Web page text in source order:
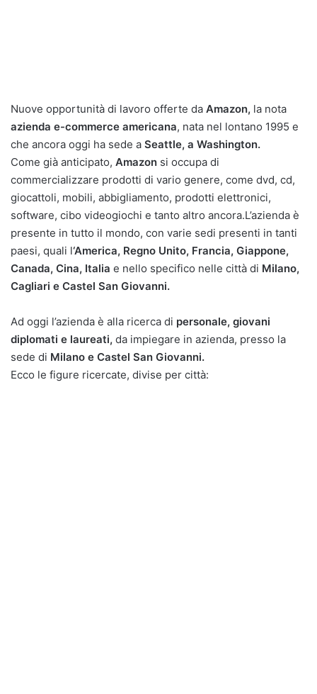
Nuove opportunità di lavoro offerte da Amazon, la nota
azienda e-commerce americana, nata nel lontano 1995 e
che ancora oggi ha sede a Seattle, a Washington.
Come già anticipato, Amazon si occupa di
commercializzare prodotti di vario genere, come dvd, cd,
giocattoli, mobili, abbigliamento, prodotti elettronici,
software, cibo videogiochi e tanto altro ancora.L’azienda è
presente in tutto il mondo, con varie sedi presenti in tanti
paesi, quali l‘America, Regno Unito, Francia, Giappone,
Canada, Cina, Italia e nello specifico nelle città di Milano,
Cagliari e Castel San Giovanni.
Ad oggi l’azienda è alla ricerca di personale, giovani
diplomati e laureati, da impiegare in azienda, presso la
sede di Milano e Castel San Giovanni.
Ecco le figure ricercate, divise per città: